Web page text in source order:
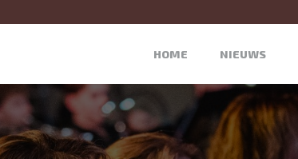
HOME NIEUWS